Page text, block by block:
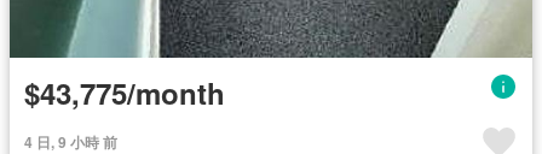
$43,775/month
4 日, 9 小時 前